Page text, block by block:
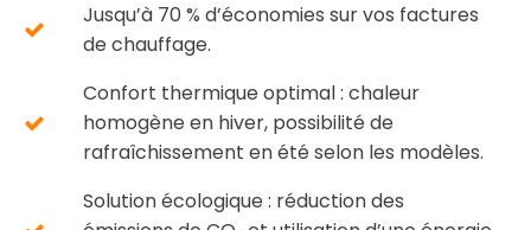
Jusqu’à 70 % d’économies sur vos factures
de chauffage.
Confort thermique optimal : chaleur
homogène en hiver, possibilité de
rafraîchissement en été selon les modèles.
Solution écologique : réduction des